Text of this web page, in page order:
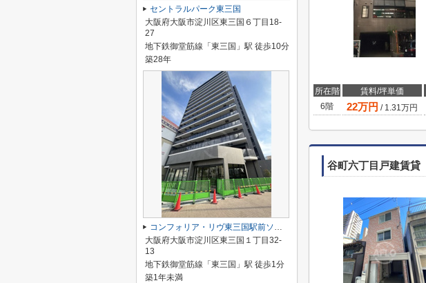
所在階 賃料/坪単価
6階
22万円 / 1.31万円
谷町六丁目戸建賃貸
セントラルパーク東三国
大阪府大阪市淀川区東三国６丁目18-
27
地下鉄御堂筋線「東三国」駅 徒歩10分
築28年
コンフォリア・リヴ東三国駅前ソルテラス
大阪府大阪市淀川区東三国１丁目32-
13
地下鉄御堂筋線「東三国」駅 徒歩1分
築1年未満